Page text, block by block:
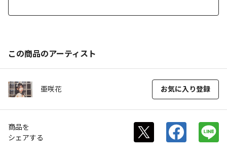
この商品のアーティスト
亜咲花 お気に入り登録
商品を
シェアする